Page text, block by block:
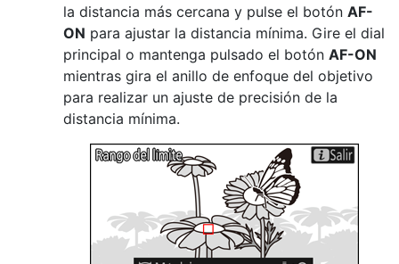
la distancia más cercana y pulse el botón AF-
ON para ajustar la distancia mínima. Gire el dial
principal o mantenga pulsado el botón AF-ON
mientras gira el anillo de enfoque del objetivo
para realizar un ajuste de precisión de la
distancia mínima.